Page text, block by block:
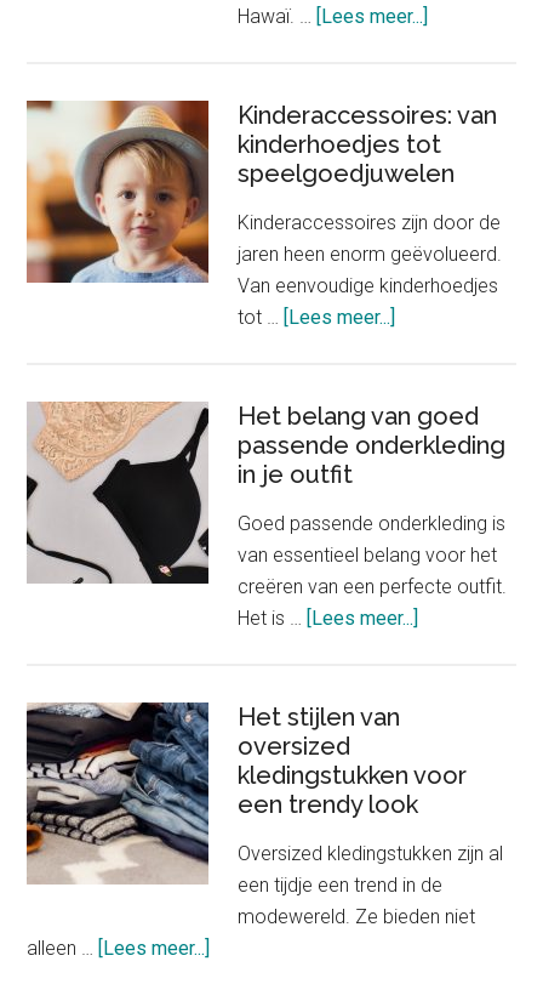
Hawaï. …
[Lees meer...]
Chanel
verkoopt
slechts
product
Kinderaccessoires: van
kinderhoedjes tot
speelgoedjuwelen
Kinderaccessoires zijn door de
jaren heen enorm geëvolueerd.
Van eenvoudige kinderhoedjes
tot …
[Lees meer...]
kinderhoedjes
tot
Het belang van goed
passende onderkleding
in je outfit
Goed passende onderkleding is
van essentieel belang voor het
creëren van een perfecte outfit.
Het is …
[Lees meer...]
passende
onderkleding
Het stijlen van
oversized
kledingstukken voor
een trendy look
Oversized kledingstukken zijn al
een tijdje een trend in de
modewereld. Ze bieden niet
alleen …
[Lees meer...]